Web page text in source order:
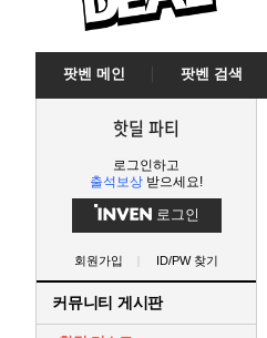
팟벤 메인 팟벤 검색
핫딜 파티
로그인하고
출석보상 받으세요!
로그인
회원가입 ID/PW 찾기
커뮤니티 게시판